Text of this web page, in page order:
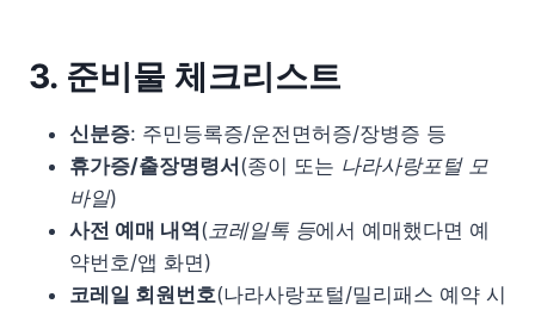
3. 준비물 체크리스트
신분증: 주민등록증/운전면허증/장병증 등
휴가증/출장명령서 (종이 또는 나라사랑포털 모
바일)
사전 예매 내역(코레일톡 등에서 예매했다면 예
약번호/앱 화면)
코레일 회원번호(나라사랑포털/밀리패스 예약 시